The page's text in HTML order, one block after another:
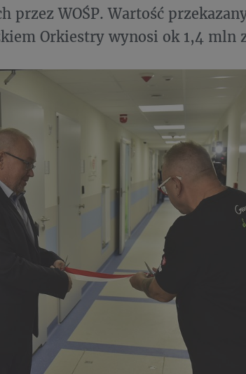
przez WOŚP. Wartość
Orkiestry wynosi ok 1,4 mln